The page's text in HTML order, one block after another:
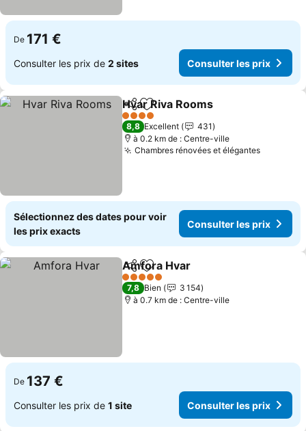
De 171 €
Consulter les prix de 2 sites Consulter les prix
PartagerAjouter à mes favoris
Hvar Riva Rooms
4 Étoiles
8,8 Excellent
431
à 0.2 km de : Centre-ville
Chambres rénovées et élégantes
Sélectionnez des dates pour voir
les prix exacts
Consulter les prix
PartagerAjouter à mes favoris
Amfora Hvar
5 Étoiles
7,8 Bien
3 154
à 0.7 km de : Centre-ville
De 137 €
Consulter les prix de 1 site Consulter les prix